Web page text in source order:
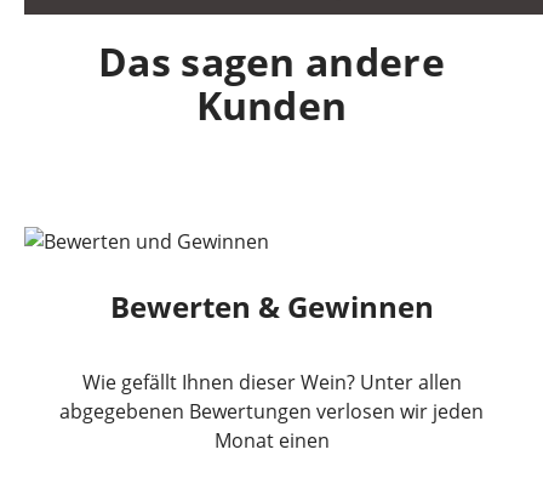
Das sagen andere
Kunden
Bewerten & Gewinnen
Wie gefällt Ihnen dieser Wein? Unter allen
abgegebenen Bewertungen verlosen wir jeden
Monat einen